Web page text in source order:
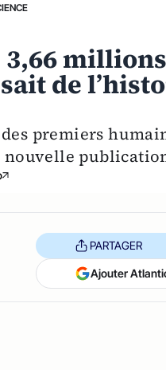
3,66 millions
de
premiers
PARTAGER
Ajouter